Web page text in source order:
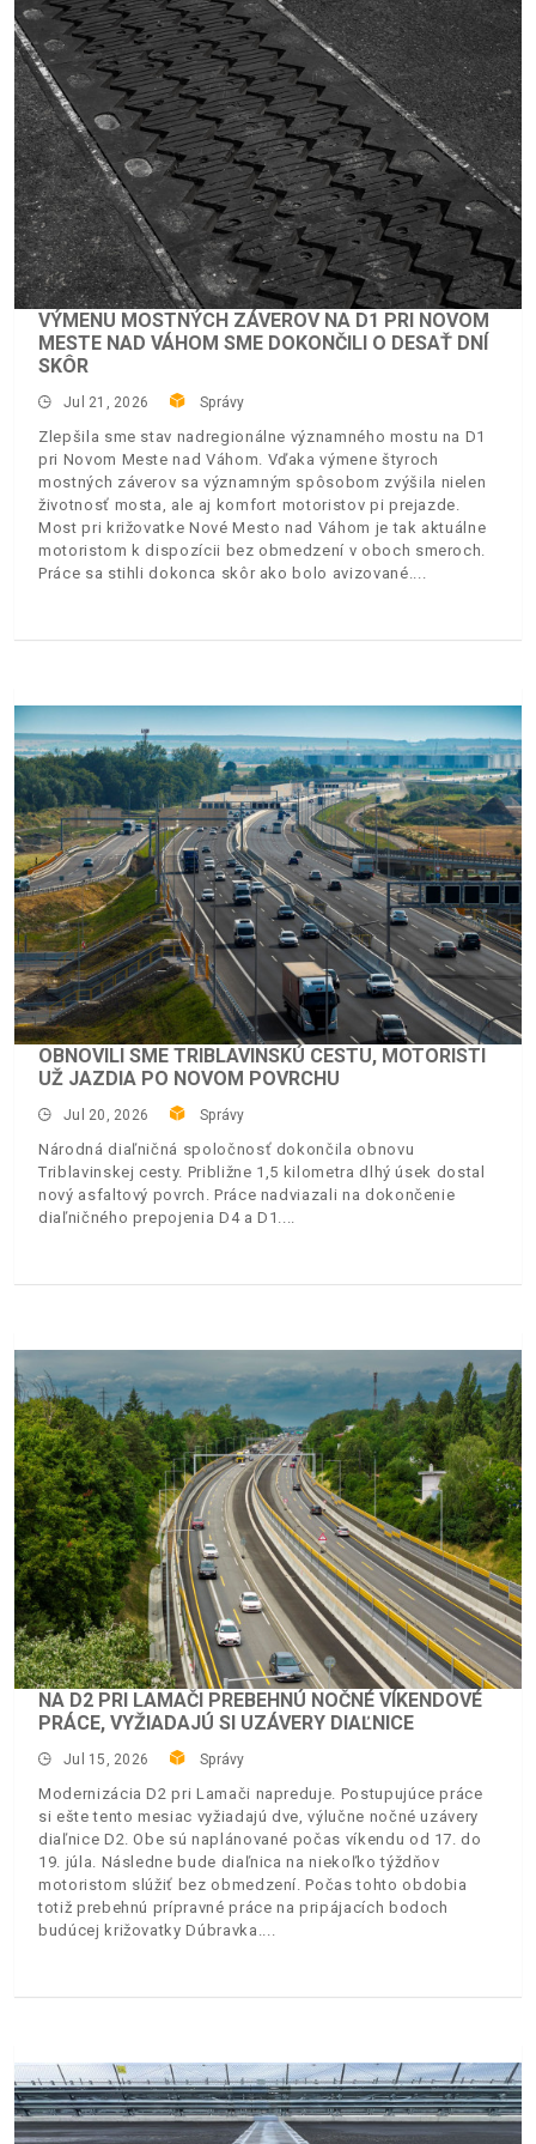
VÝMENU MOSTNÝCH ZÁVEROV NA D1 PRI NOVOM
MESTE NAD VÁHOM SME DOKONČILI O DESAŤ DNÍ
SKÔR
Jul 21, 2026 Správy
Zlepšila sme stav nadregionálne významného mostu na D1
pri Novom Meste nad Váhom. Vďaka výmene štyroch
mostných záverov sa významným spôsobom zvýšila nielen
životnosť mosta, ale aj komfort motoristov pi prejazde.
Most pri križovatke Nové Mesto nad Váhom je tak aktuálne
motoristom k dispozícii bez obmedzení v oboch smeroch.
Práce sa stihli dokonca skôr ako bolo avizované.
OBNOVILI SME TRIBLAVINSKÚ CESTU, MOTORISTI
UŽ JAZDIA PO NOVOM POVRCHU
Jul 20, 2026 Správy
Národná diaľničná spoločnosť dokončila obnovu
Triblavinskej cesty. Približne 1,5 kilometra dlhý úsek dostal
nový asfaltový povrch. Práce nadviazali na dokončenie
diaľničného prepojenia D4 a D1.
NA D2 PRI LAMAČI PREBEHNÚ NOČNÉ VÍKENDOVÉ
PRÁCE, VYŽIADAJÚ SI UZÁVERY DIAĽNICE
Jul 15, 2026 Správy
Modernizácia D2 pri Lamači napreduje. Postupujúce práce
si ešte tento mesiac vyžiadajú dve, výlučne nočné uzávery
diaľnice D2. Obe sú naplánované počas víkendu od 17. do
19. júla. Následne bude diaľnica na niekoľko týždňov
motoristom slúžiť bez obmedzení. Počas tohto obdobia
totiž prebehnú prípravné práce na pripájacích bodoch
budúcej križovatky Dúbravka.